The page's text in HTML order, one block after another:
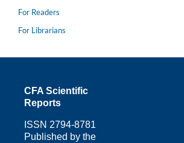
For Readers
For Librarians
CFA Scientific
Reports
ISSN 2794-8781
Published by the